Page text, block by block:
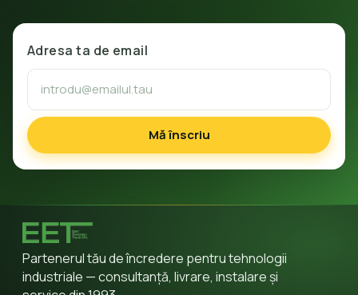
Adresa ta de email
Mă înscriu
Partenerul tău de încredere pentru tehnologii
industriale — consultanță, livrare, instalare și